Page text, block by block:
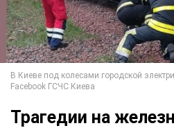
Трагедии на